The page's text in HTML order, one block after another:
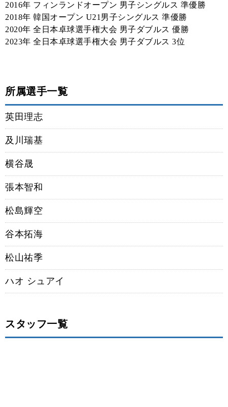
2016年 フィンランドオープン 男子シングルス 準優勝
2018年 韓国オープン U21男子シングルス 準優勝
2020年 全日本卓球選手権大会 男子ダブルス 優勝
2023年 全日本卓球選手権大会 男子ダブルス 3位
所属選手一覧
英田理志
及川瑞基
横谷晟
張本智和
松島輝空
谷本拓海
松山祐季
ハオ シュアイ
スタッフ一覧